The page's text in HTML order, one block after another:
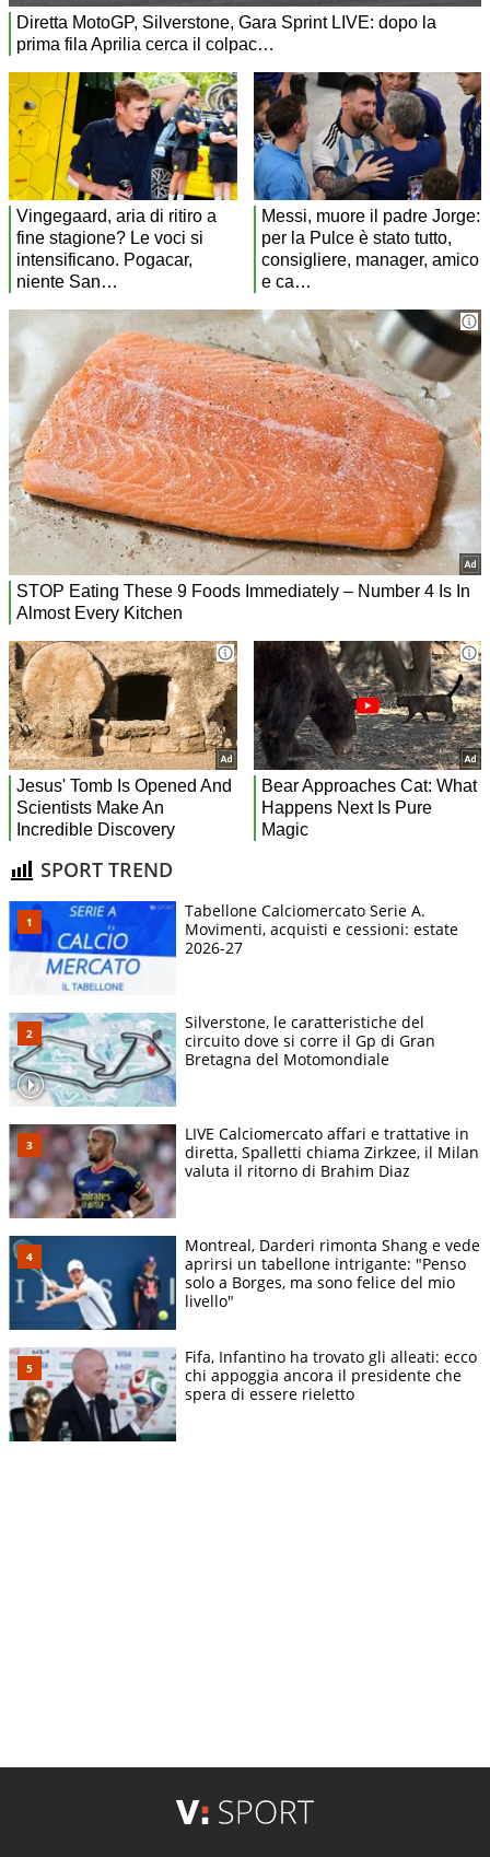
SPORT TREND
Tabellone Calciomercato Serie A.
Movimenti, acquisti e cessioni: estate
2026-27
Silverstone, le caratteristiche del
circuito dove si corre il Gp di Gran
Bretagna del Motomondiale
LIVE Calciomercato affari e trattative in
diretta, Spalletti chiama Zirkzee, il Milan
valuta il ritorno di Brahim Diaz
Montreal, Darderi rimonta Shang e vede
aprirsi un tabellone intrigante: "Penso
solo a Borges, ma sono felice del mio
livello"
Fifa, Infantino ha trovato gli alleati: ecco
chi appoggia ancora il presidente che
spera di essere rieletto